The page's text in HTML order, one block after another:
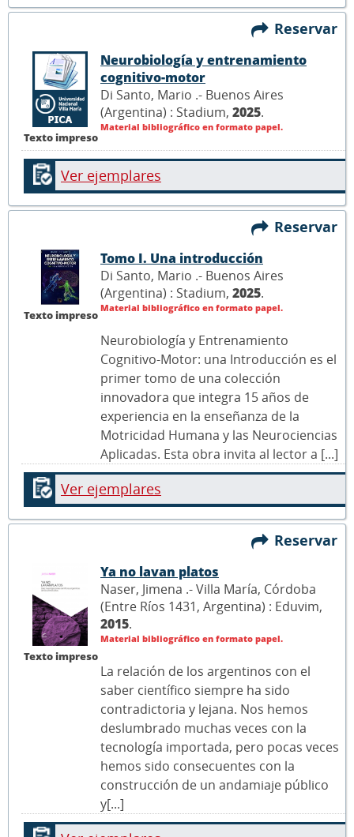
Reservar
Texto impreso
Neurobiología y entrenamiento
cognitivo-motor
Di Santo, Mario .- Buenos Aires
(Argentina) : Stadium, 2025.
Material bibliográfico en formato papel.
Ver ejemplares
Reservar
Texto impreso
Tomo I. Una introducción
Di Santo, Mario .- Buenos Aires
(Argentina) : Stadium, 2025.
Material bibliográfico en formato papel.
Neurobiología y Entrenamiento
Cognitivo-Motor: una Introducción es el
primer tomo de una colección
innovadora que integra 15 años de
experiencia en la enseñanza de la
Motricidad Humana y las Neurociencias
Aplicadas. Esta obra invita al lector a [...]
Ver ejemplares
Reservar
Texto impreso
Ya no lavan platos
Naser, Jimena .- Villa María, Córdoba
(Entre Ríos 1431, Argentina) : Eduvim,
2015.
Material bibliográfico en formato papel.
La relación de los argentinos con el
saber científico siempre ha sido
contradictoria y lejana. Nos hemos
deslumbrado muchas veces con la
tecnología importada, pero pocas veces
hemos sido consecuentes con la
construcción de un andamiaje público
y[...]